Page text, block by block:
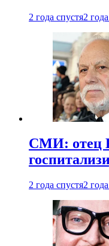
2 года спустя2
СМИ: отец
2 года спустя2